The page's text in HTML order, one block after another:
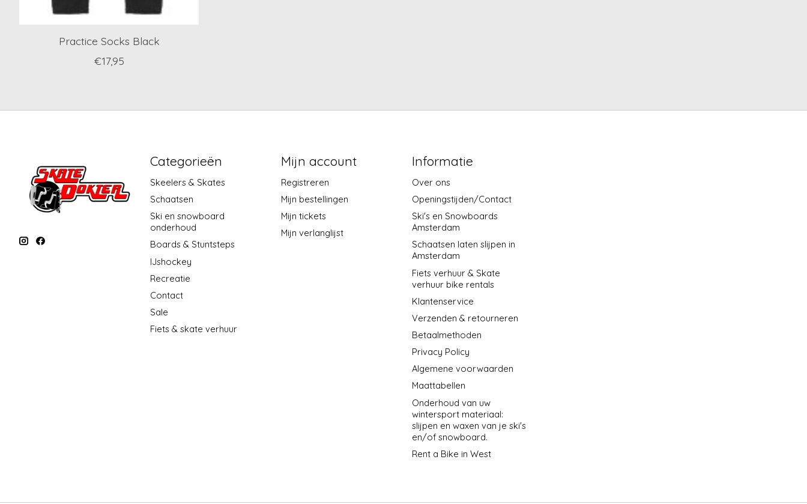
Practice Socks Black
€17,95
Categorieën
Skeelers & Skates
Schaatsen
Ski en snowboard
onderhoud
Boards & Stuntsteps
IJshockey
Recreatie
Contact
Sale
Fiets & skate verhuur
Mijn account
Registreren
Mijn bestellingen
Mijn tickets
Mijn verlanglijst
Informatie
Over ons
Openingstijden/Contact
Ski's en Snowboards
Amsterdam
Schaatsen laten slijpen in
Amsterdam
Fiets verhuur & Skate
verhuur bike rentals
Klantenservice
Verzenden & retourneren
Betaalmethoden
Privacy Policy
Algemene voorwaarden
Maattabellen
Onderhoud van uw
wintersport materiaal:
slijpen en waxen van je ski's
en/of snowboard.
Rent a Bike in West